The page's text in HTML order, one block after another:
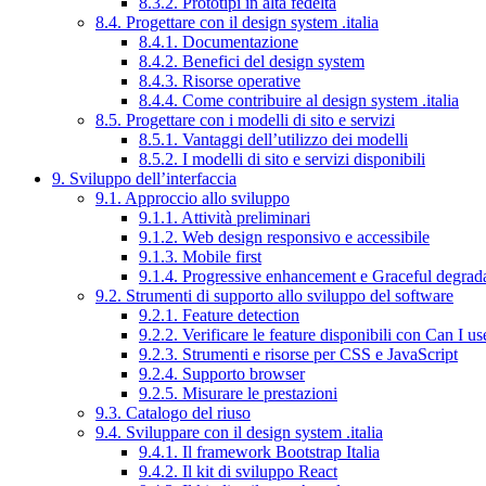
8.4. Progettare con il design system .italia
8.4.1. Documentazione
8.4.2. Benefici del design system
8.4.3. Risorse operative
8.4.4. Come contribuire al design system .italia
8.5. Progettare con i modelli di sito e servizi
8.5.1. Vantaggi dell’utilizzo dei modelli
8.5.2. I modelli di sito e servizi disponibili
9. Sviluppo dell’interfaccia
9.1. Approccio allo sviluppo
9.1.1. Attività preliminari
9.1.2. Web design responsivo e accessibile
9.1.3. Mobile first
9.1.4. Progressive enhancement e Graceful
9.2. Strumenti di supporto allo sviluppo del software
9.2.1. Feature detection
9.2.2. Verificare le feature disponibili con Can I
9.2.3. Strumenti e risorse per CSS e JavaScript
9.2.4. Supporto browser
9.2.5. Misurare le prestazioni
9.3. Catalogo del riuso
9.4. Sviluppare con il design system .italia
9.4.1. Il framework Bootstrap Italia
9.4.2. Il kit di sviluppo React